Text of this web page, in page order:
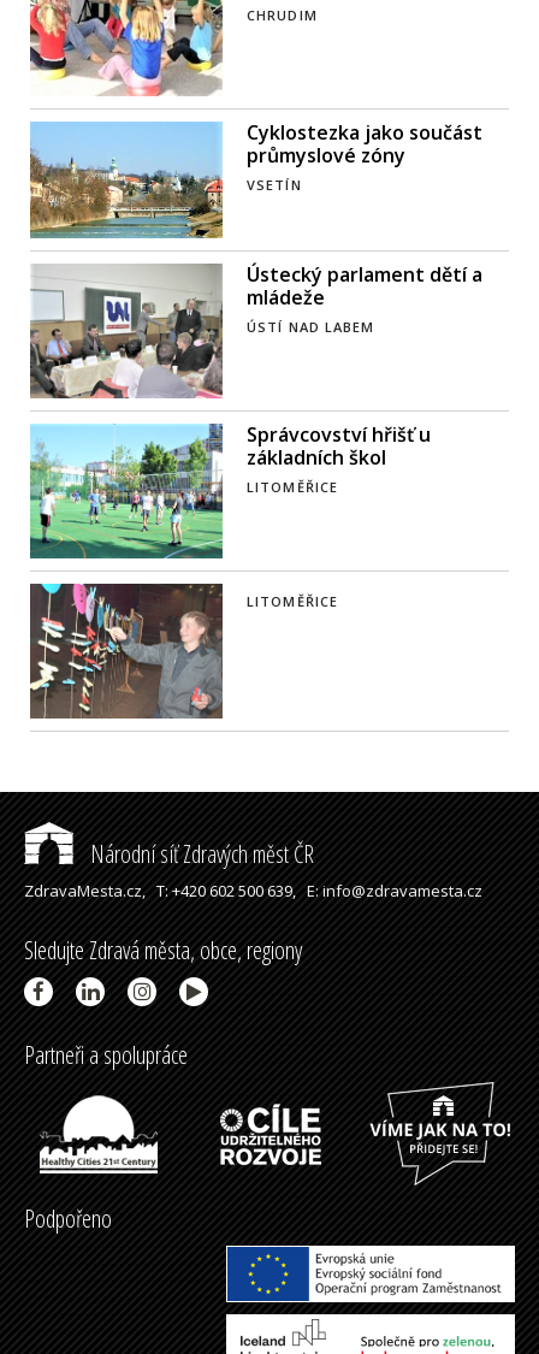
CHRUDIM
Cyklostezka jako součást
průmyslové zóny
VSETÍN
Ústecký parlament dětí a
mládeže
ÚSTÍ NAD LABEM
Správcovství hřišť u
základních škol
LITOMĚŘICE
LITOMĚŘICE
Národní síť Zdravých měst ČR
ZdravaMesta.cz,T: +420 602 500 639,E: info@zdravamesta.cz
Sledujte Zdravá města, obce, regiony
Partneři a spolupráce
Podpořeno